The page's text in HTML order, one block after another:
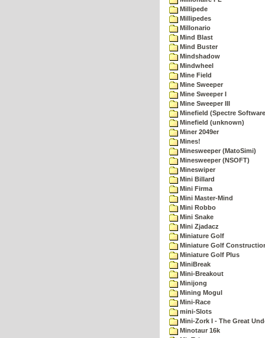
Millipede
Millipedes
Millonario
Mind Blast
Mind Buster
Mindshadow
Mindwheel
Mine Field
Mine Sweeper
Mine Sweeper I
Mine Sweeper III
Minefield (Spectre
Minefield (unknown)
Miner 2049er
Mines!
Minesweeper (MatoSimi)
Minesweeper (NSOFT)
Mineswiper
Mini Billard
Mini Firma
Mini Master-Mind
Mini Robbo
Mini Snake
Mini Zjadacz
Miniature Golf
Miniature Golf
Miniature Golf Plus
MiniBreak
Mini-Breakout
Minijong
Mining Mogul
Mini-Race
mini-Slots
Mini-Zork I - The Great
Minotaur 16k